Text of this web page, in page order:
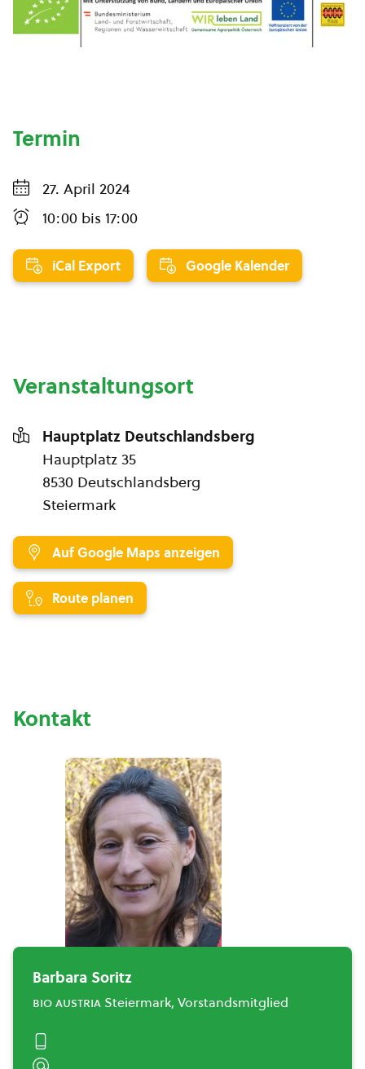
Termin
27. April 2024
10:00 bis 17:00
iCal Export Google Kalender
Veranstaltungsort
Hauptplatz Deutschlandsberg
Hauptplatz 35
8530 Deutschlandsberg
Steiermark
Auf Google Maps anzeigen
Route planen
Kontakt
Barbara Soritz
bio austria Steiermark, Vorstandsmitglied